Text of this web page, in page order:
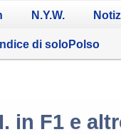
N.Y.W.
Indice di soloPolso
in F1 e